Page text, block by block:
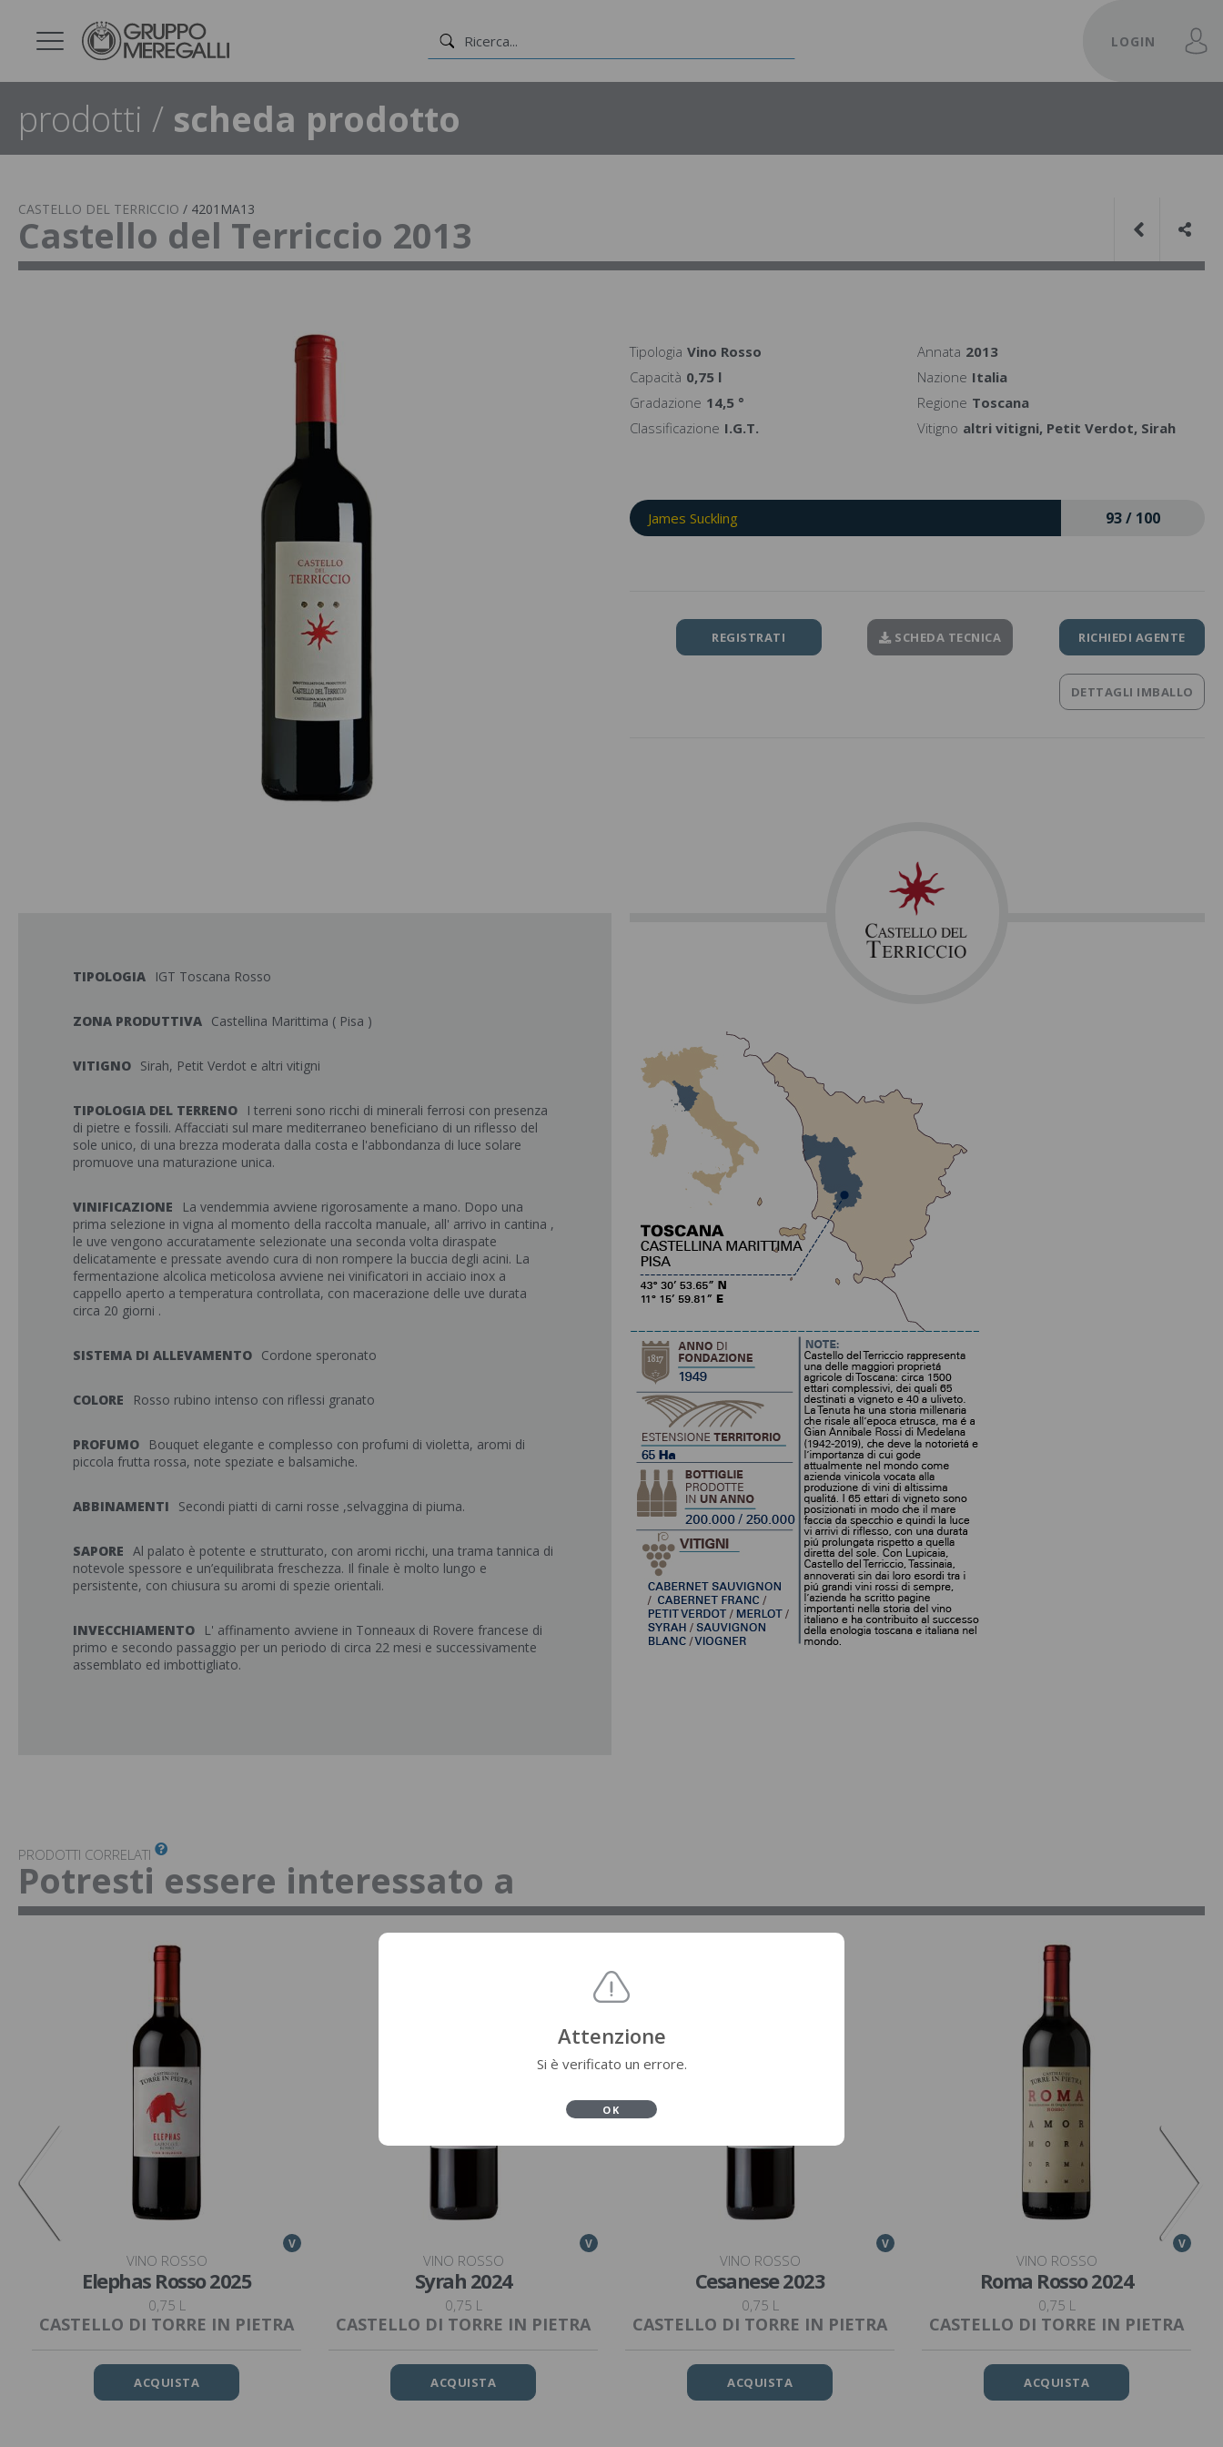
LOGIN
prodotti / scheda prodotto
CASTELLO DEL TERRICCIO / 4201MA13
Castello del Terriccio 2013
Tipologia Vino Rosso Annata 2013
Capacità 0,75 l Nazione Italia
Gradazione 14,5 ° Regione Toscana
Classificazione I.G.T. Vitigno altri vitigni, Petit Verdot, Sirah
James Suckling 93 / 100
REGISTRATI SCHEDA TECNICA RICHIEDI AGENTE
DETTAGLI IMBALLO
TIPOLOGIA IGT Toscana Rosso
ZONA PRODUTTIVA Castellina Marittima ( Pisa )
VITIGNO Sirah, Petit Verdot e altri vitigni
TIPOLOGIA DEL TERRENO
I terreni sono ricchi di minerali ferrosi con presenza
di pietre e fossili. Affacciati sul mare mediterraneo beneficiano di un riflesso del
sole unico, di una brezza moderata dalla costa e l'abbondanza di luce solare
promuove una maturazione unica.
VINIFICAZIONE
La vendemmia avviene rigorosamente a mano. Dopo una
prima selezione in vigna al momento della raccolta manuale, all' arrivo in cantina ,
le uve vengono accuratamente selezionate una seconda volta diraspate
delicatamente e pressate avendo cura di non rompere la buccia degli acini. La
fermentazione alcolica meticolosa avviene nei vinificatori in acciaio inox a
cappello aperto a temperatura controllata, con macerazione delle uve durata
circa 20 giorni .
SISTEMA DI ALLEVAMENTO Cordone speronato
COLORE Rosso rubino intenso con riflessi granato
PROFUMO
Bouquet elegante e complesso con profumi di violetta, aromi di
piccola frutta rossa, note speziate e balsamiche.
ABBINAMENTI Secondi piatti di carni rosse ,selvaggina di piuma.
SAPORE Al palato è potente e strutturato, con aromi ricchi, una trama tannica di
notevole spessore e un’equilibrata freschezza. Il finale è molto lungo e
persistente, con chiusura su aromi di spezie orientali.
INVECCHIAMENTO
L' affinamento avviene in Tonneaux di Rovere francese di
primo e secondo passaggio per un periodo di circa 22 mesi e successivamente
assemblato ed imbottigliato.
PRODOTTI CORRELATI
Potresti essere interessato a
V
VINO ROSSO
Elephas Rosso 2025
0,75 L
CASTELLO DI TORRE IN PIETRA
ACQUISTA
V
VINO ROSSO
Syrah 2024
0,75 L
CASTELLO DI TORRE IN PIETRA
ACQUISTA
V
VINO ROSSO
Cesanese 2023
0,75 L
CASTELLO DI TORRE IN PIETRA
ACQUISTA
V
VINO ROSSO
Roma Rosso 2024
0,75 L
CASTELLO DI TORRE IN PIETRA
ACQUISTA
Attenzione
Si è verificato un errore.
OK